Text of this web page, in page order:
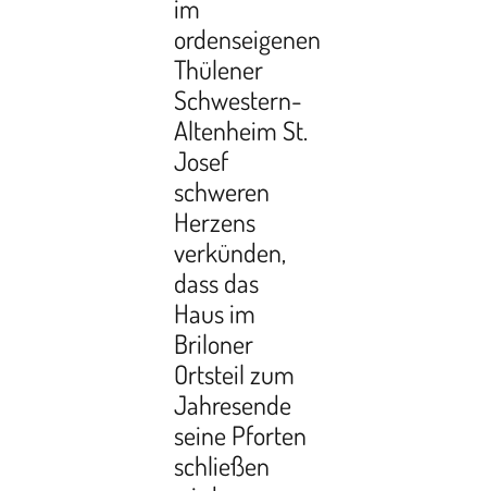
im
ordenseigenen
Thülener
Schwestern-
Altenheim St.
Josef
schweren
Herzens
verkünden,
dass das
Haus im
Briloner
Ortsteil zum
Jahresende
seine Pforten
schließen